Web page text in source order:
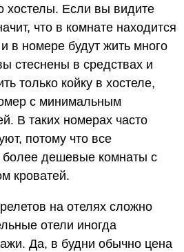
хостелы. Если вы видите
что в комнате находится
в номере будут жить много
стеснены в средствах и
только койку в хостеле,
с минимальным
В таких номерах часто
потому что все
более дешевые комнаты с
кроватей.
на отелях сложно
отели иногда
Да, в будни обычно цена